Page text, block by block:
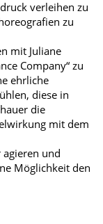
verleihen zu
zu
mit Juliane
Company“ zu
ehrliche
diese in
die
mit dem
und
Möglichkeit den